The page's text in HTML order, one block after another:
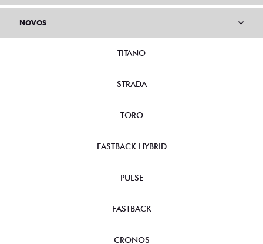
NOVOS
TITANO
STRADA
TORO
FASTBACK HYBRID
PULSE
FASTBACK
CRONOS